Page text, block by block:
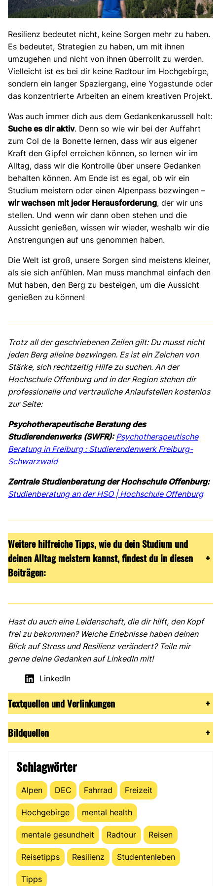
Resilienz bedeutet nicht, keine Sorgen mehr zu haben.
Es bedeutet, Strategien zu haben, um mit ihnen
umzugehen und nicht von ihnen überrollt zu werden.
Vielleicht ist es bei dir keine Radtour im Hochgebirge,
sondern ein langer Spaziergang, eine Yogastunde oder
das konzentrierte Arbeiten an einem kreativen Projekt.
Was auch immer dich aus dem Gedankenkarussell holt:
Suche es dir aktiv. Denn so wie wir bei der Auffahrt
zum Col de la Bonette lernen, dass wir aus eigener
Kraft den Gipfel erreichen können, so lernen wir im
Alltag, dass wir die Kontrolle über unsere Gedanken
behalten können. Am Ende ist es egal, ob wir ein
Studium meistern oder einen Alpenpass bezwingen –
wir wachsen mit jeder Herausforderung, der wir uns
stellen. Und wenn wir dann oben stehen und die
Aussicht genießen, wissen wir wieder, weshalb wir die
Anstrengungen auf uns genommen haben.
Die Welt ist groß, unsere Sorgen sind meistens kleiner,
als sie sich anfühlen. Man muss manchmal einfach den
Mut haben, den Berg zu besteigen, um die Aussicht
genießen zu können!
Trotz all der geschriebenen Zeilen gilt: Du musst nicht
jeden Berg alleine bezwingen. Es ist ein Zeichen von
Stärke, sich rechtzeitig Hilfe zu suchen. An der
Hochschule Offenburg und in der Region stehen dir
professionelle und vertrauliche Anlaufstellen kostenlos
zur Seite:
Psychotherapeutische Beratung des
Studierendenwerks (SWFR): Psychotherapeutische
Beratung in Freiburg : Studierendenwerk Freiburg-
Schwarzwald
Zentrale Studienberatung der Hochschule Offenburg:
Studienberatung an der HSO | Hochschule Offenburg
Weitere hilfreiche Tipps, wie du dein Studium und
deinen Alltag meistern kannst, findest du in diesen
Beiträgen:
+
Hast du auch eine Leidenschaft, die dir hilft, den Kopf
frei zu bekommen? Welche Erlebnisse haben deinen
Blick auf Stress und Resilienz verändert? Teile mir
gerne deine Gedanken auf LinkedIn mit!
LinkedIn
Textquellen und Verlinkungen +
Bildquellen +
Schlagwörter
Alpen DEC Fahrrad Freizeit
Hochgebirge mental health
mentale gesundheit Radtour Reisen
Reisetipps Resilienz Studentenleben
Tipps